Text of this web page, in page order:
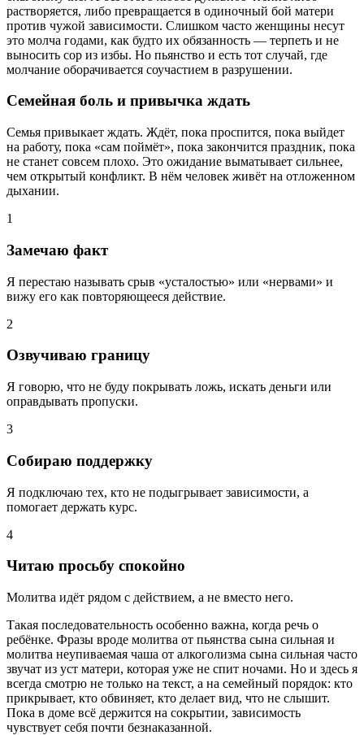
растворяется, либо превращается в одиночный бой матери
против чужой зависимости. Слишком часто женщины несут
это молча годами, как будто их обязанность — терпеть и не
выносить сор из избы. Но пьянство и есть тот случай, где
молчание оборачивается соучастием в разрушении.
Семейная боль и привычка ждать
Семья привыкает ждать. Ждёт, пока проспится, пока выйдет
на работу, пока «сам поймёт», пока закончится праздник, пока
не станет совсем плохо. Это ожидание выматывает сильнее,
чем открытый конфликт. В нём человек живёт на отложенном
дыхании.
1
Замечаю факт
Я перестаю называть срыв «усталостью» или «нервами» и
вижу его как повторяющееся действие.
2
Озвучиваю границу
Я говорю, что не буду покрывать ложь, искать деньги или
оправдывать пропуски.
3
Собираю поддержку
Я подключаю тех, кто не подыгрывает зависимости, а
помогает держать курс.
4
Читаю просьбу спокойно
Молитва идёт рядом с действием, а не вместо него.
Такая последовательность особенно важна, когда речь о
ребёнке. Фразы вроде молитва от пьянства сына сильная и
молитва неупиваемая чаша от алкоголизма сына сильная часто
звучат из уст матери, которая уже не спит ночами. Но и здесь я
всегда смотрю не только на текст, а на семейный порядок: кто
прикрывает, кто обвиняет, кто делает вид, что не слышит.
Пока в доме всё держится на сокрытии, зависимость
чувствует себя почти безнаказанной.